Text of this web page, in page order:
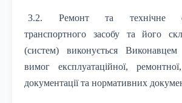
3.2. Ремонт та технічне
транспортного засобу та його
(систем) виконується Виконавцем
вимог експлуатаційної,
документації та нормативних